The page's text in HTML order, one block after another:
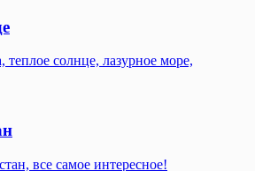
теплое солнце, лазурное море,
все самое интересное!